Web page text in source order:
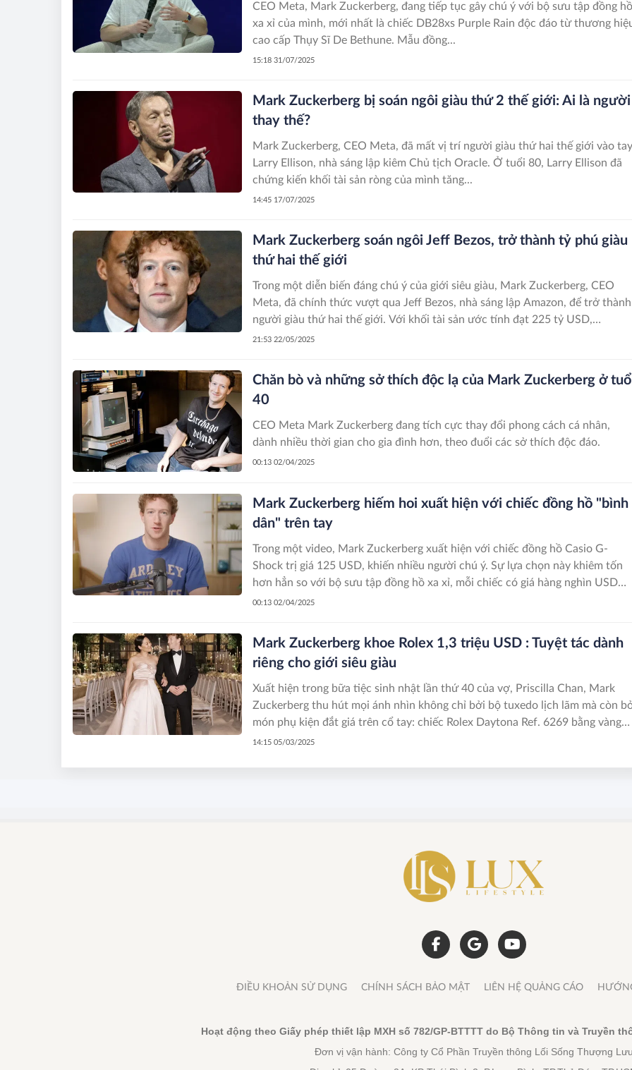
CEO Meta, Mark Zuckerberg, đang tiếp tục gây chú ý với bộ sưu tập đồng hồ
xa xỉ của mình, mới nhất là chiếc DB28xs Purple Rain độc đáo từ thương
cao cấp Thụy Sĩ De Bethune. Mẫu đồng...
15:18 31/07/2025
Mark Zuckerberg bị soán ngôi giàu thứ 2 thế giới: Ai là người
thay thế?
Mark Zuckerberg, CEO Meta, đã mất vị trí người giàu thứ hai thế giới vào tay
Larry Ellison, nhà sáng lập kiêm Chủ tịch Oracle. Ở tuổi 80, Larry Ellison đã
chứng kiến khối tài sản ròng của mình tăng...
14:45 17/07/2025
Mark Zuckerberg soán ngôi Jeff Bezos, trở thành tỷ phú giàu
thứ hai thế giới
Trong một diễn biến đáng chú ý của giới siêu giàu, Mark Zuckerberg, CEO
Meta, đã chính thức vượt qua Jeff Bezos, nhà sáng lập Amazon, để trở thành
người giàu thứ hai thế giới. Với khối tài sản ước tính đạt 225 tỷ USD,
Zuckerberg hiện chỉ đứng sau CEO Tesla, Elon Musk, người vẫn vững vàng ở
21:53 22/05/2025
Chăn bò và những sở thích độc lạ của Mark Zuckerberg ở
40
CEO Meta Mark Zuckerberg đang tích cực thay đổi phong cách cá nhân,
dành nhiều thời gian cho gia đình hơn, theo đuổi các sở thích độc đáo.
00:13 02/04/2025
Mark Zuckerberg hiếm hoi xuất hiện với chiếc đồng hồ "bình
dân" trên tay
Trong một video, Mark Zuckerberg xuất hiện với chiếc đồng hồ Casio G-
Shock trị giá 125 USD, khiến nhiều người chú ý. Sự lựa chọn này khiêm tốn
hơn hẳn so với bộ sưu tập đồng hồ xa xỉ, mỗi chiếc có giá hàng nghìn USD
của vị CEO Meta.
00:13 02/04/2025
Mark Zuckerberg khoe Rolex 1,3 triệu USD : Tuyệt tác dành
riêng cho giới siêu giàu
Xuất hiện trong bữa tiệc sinh nhật lần thứ 40 của vợ, Priscilla Chan, Mark
Zuckerberg thu hút mọi ánh nhìn không chỉ bởi bộ tuxedo lịch lãm mà còn
món phụ kiện đắt giá trên cổ tay: chiếc Rolex Daytona Ref. 6269 bằng vàng
18K đính kim cương. Đây là mẫu đồng hồ hiếm hoi được chế tác riêng cho
14:15 05/03/2025
ĐIỀU KHOẢN SỬ DỤNG CHÍNH SÁCH BẢO MẬT LIÊN HỆ QUẢNG CÁO
Hoạt động theo Giấy phép thiết lập MXH số 782/GP-BTTTT do Bộ Thông tin và Truyền
Đơn vị vận hành: Công ty Cổ Phần Truyền thông Lối Sống Thượng